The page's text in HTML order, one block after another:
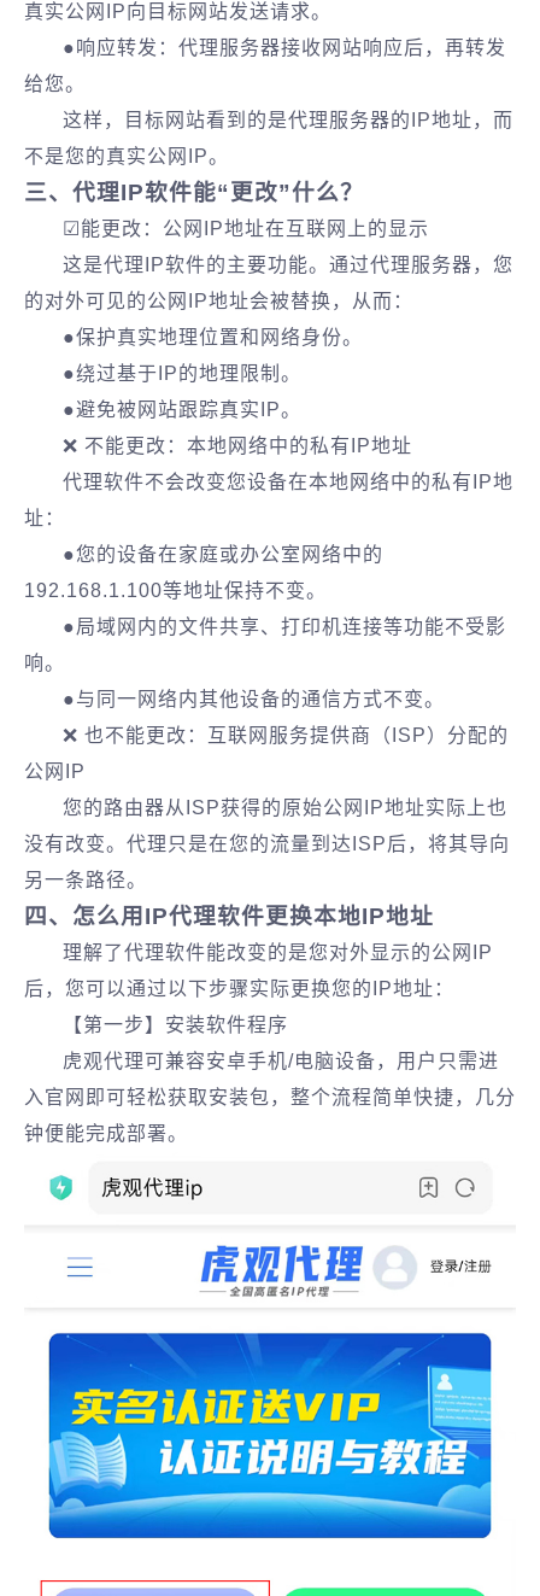
真实公网IP向目标网站发送请求。
●响应转发：代理服务器接收网站响应后，再转发
给您。
这样，目标网站看到的是代理服务器的IP地址，而
不是您的真实公网IP。
三、代理IP软件能“更改”什么？
☑能更改：公网IP地址在互联网上的显示
这是代理IP软件的主要功能。通过代理服务器，您
的对外可见的公网IP地址会被替换，从而：
●保护真实地理位置和网络身份。
●绕过基于IP的地理限制。
●避免被网站跟踪真实IP。
❌ 不能更改：本地网络中的私有IP地址
代理软件不会改变您设备在本地网络中的私有IP地
址：
●您的设备在家庭或办公室网络中的
192.168.1.100等地址保持不变。
●局域网内的文件共享、打印机连接等功能不受影
响。
●与同一网络内其他设备的通信方式不变。
❌ 也不能更改：互联网服务提供商（ISP）分配的
公网IP
您的路由器从ISP获得的原始公网IP地址实际上也
没有改变。代理只是在您的流量到达ISP后，将其导向
另一条路径。
四、怎么用IP代理软件更换本地IP地址
理解了代理软件能改变的是您对外显示的公网IP
后，您可以通过以下步骤实际更换您的IP地址：
【第一步】安装软件程序
虎观代理可兼容安卓手机/电脑设备，用户只需进
入官网即可轻松获取安装包，整个流程简单快捷，几分
钟便能完成部署。